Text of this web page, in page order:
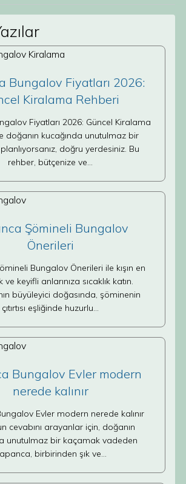
Bungalov Fiyatları 2026:
Kiralama Rehberi
Fiyatları 2026: Güncel Kiralama
doğanın kucağında unutulmaz bir
doğru yerdesiniz. Bu
rehber, bütçenize ve…
Şömineli Bungalov
Önerileri
Bungalov Önerileri ile kışın en
keyifli anlarınıza sıcaklık katın.
büyüleyici doğasında, şöminenin
çıtırtısı eşliğinde huzurlu…
Bungalov Evler modern
nerede kalınır
Evler modern nerede kalınır
cevabını arayanlar için, doğanın
unutulmaz bir kaçamak vadeden
birbirinden şık ve…